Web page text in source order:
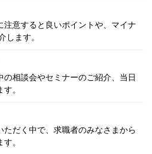
意すると良いポイントや、マイナ
します。
相談会やセミナーのご紹介、当日
。
だく中で、求職者のみなさまから
。